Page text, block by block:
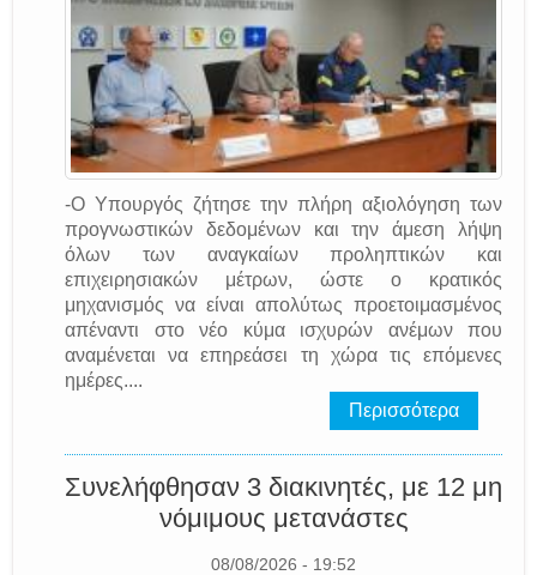
-Ο Υπουργός ζήτησε την πλήρη αξιολόγηση των
προγνωστικών δεδομένων και την άμεση λήψη
όλων των αναγκαίων προληπτικών και
επιχειρησιακών μέτρων, ώστε ο κρατικός
μηχανισμός να είναι απολύτως προετοιμασμένος
απέναντι στο νέο κύμα ισχυρών ανέμων που
αναμένεται να επηρεάσει τη χώρα τις επόμενες
ημέρες....
Περισσότερα
Συνελήφθησαν 3 διακινητές, με 12 μη
νόμιμους μετανάστες
08/08/2026 - 19:52